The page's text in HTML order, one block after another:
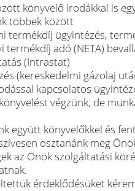
könyvelő irodákkal is
többek között
termékdíj ügyintézés,
termékdíj adó (NETA)
(Intrastat)
(kereskedelmi gázolaj
kapcsolatos
végzünk, de
együtt könyvelőkkel és
osztanánk meg
az Önök szolgáltatási
érdeklődésüket